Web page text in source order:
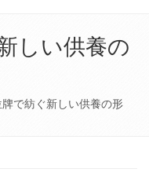
しい供養の
で紡ぐ新しい供養の形